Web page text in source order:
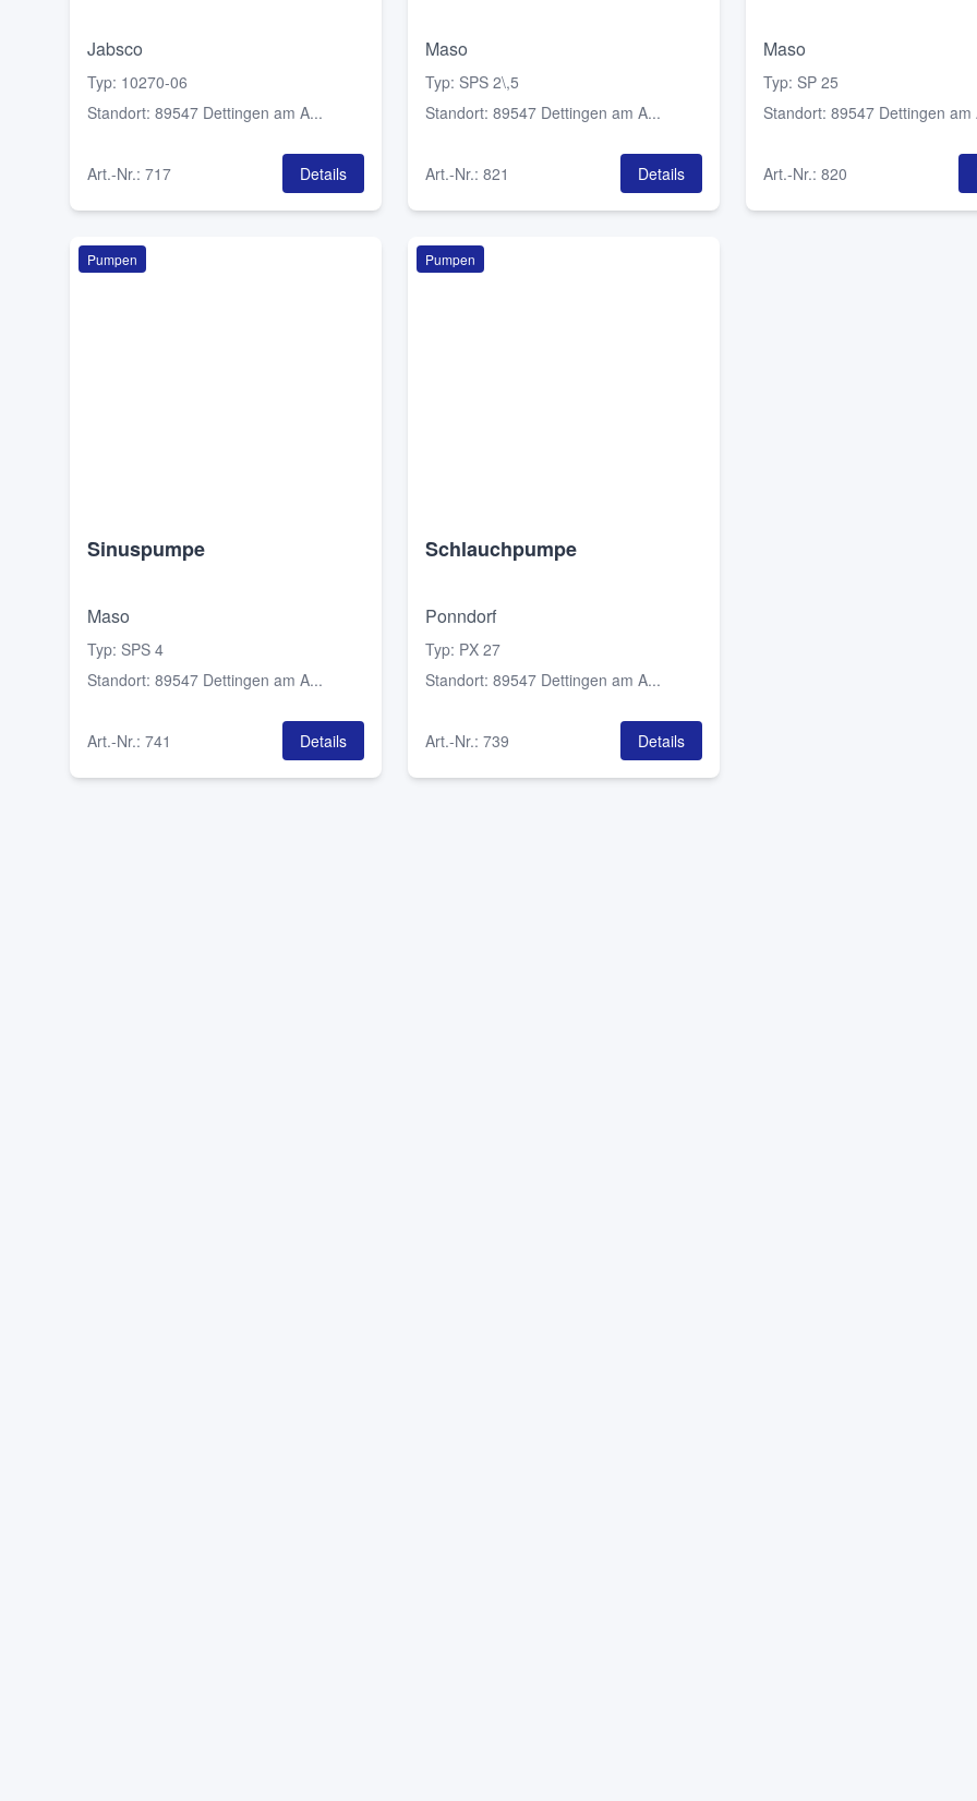
Jabsco
Typ: 10270-06
Standort: 89547 Dettingen am A...
Art.-Nr.: 717 Details
Maso
Typ: SPS 2\,5
Standort: 89547 Dettingen am A...
Art.-Nr.: 821 Details
Maso
Typ: SP 25
Standort: 89547 Dettingen am
Art.-Nr.: 820
Pumpen
Sinuspumpe
Maso
Typ: SPS 4
Standort: 89547 Dettingen am A...
Art.-Nr.: 741 Details
Pumpen
Schlauchpumpe
Ponndorf
Typ: PX 27
Standort: 89547 Dettingen am A...
Art.-Nr.: 739 Details